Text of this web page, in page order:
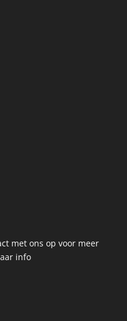
met ons op voor meer
info